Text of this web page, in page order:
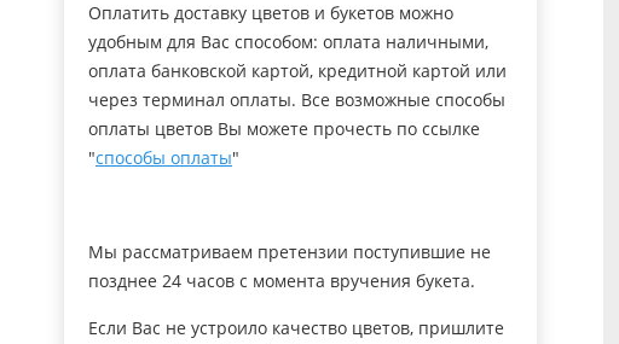
Оплатить доставку цветов и букетов можно
удобным для Вас способом: оплата наличными,
оплата банковской картой, кредитной картой или
через терминал оплаты. Все возможные способы
оплаты цветов Вы можете прочесть по ссылке
"способы оплаты"
Мы рассматриваем претензии поступившие не
позднее 24 часов с момента вручения букета.
Если Вас не устроило качество цветов, пришлите